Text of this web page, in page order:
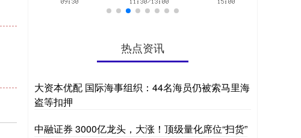
热点资讯
大资本优配 国际海事组织：44名海员仍被索马里海
盗等扣押
中融证券 3000亿龙头，大涨！顶级量化席位“扫货”